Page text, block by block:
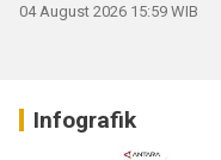
04 August 2026 15:59 WIB
Infografik